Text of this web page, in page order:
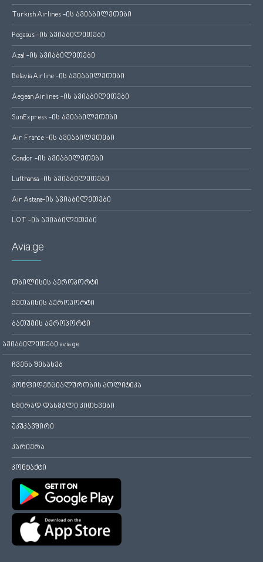
Turkish Airlines -ის ავიაბილეთები
Pegasus -ის ავიაბილეთები
Azal -ის ავიაბილეთები
Belavia Airline -ის ავიაბილეთები
Aegean Airlines -ის ავიაბილეთები
SunExpress -ის ავიაბილეთები
Air France -ის ავიაბილეთები
Condor -ის ავიაბილეთები
Lufthansa -ის ავიაბილეთები
Air Astana-ის ავიაბილეთები
LOT -ის ავიაბილეთები
Avia.ge
თბილისის აეროპორტი
ქუთაისის აეროპორტი
ბათუმის აეროპორტი
ავიაბილეთები avia.ge
ჩვენს შესახებ
კონფიდენციალურობის პოლიტიკა
ხშირად დასმული კითხვები
უკუკავშირი
კარიერა
კონტაქტი